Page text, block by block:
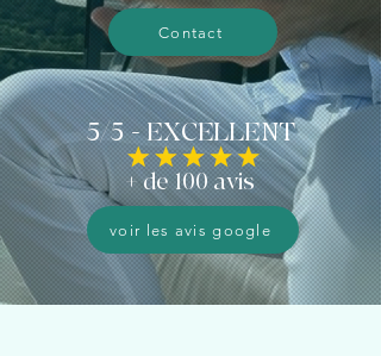
Contact
5/5 - EXCELLENT
+de 100 avis
voir les avis google